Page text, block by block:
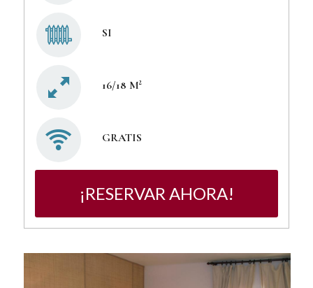
SI
16/18 M²
GRATIS
¡RESERVAR AHORA!